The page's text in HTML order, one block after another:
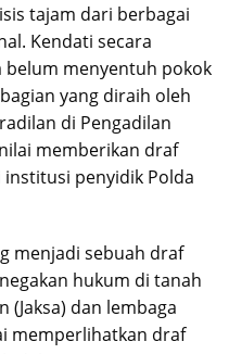
tajam dari berbagai
Kendati secara
menyentuh pokok
yang diraih oleh
di Pengadilan
memberikan draf
institusi penyidik Polda
menjadi sebuah draf
hukum di tanah
(Jaksa) dan lembaga
memperlihatkan draf